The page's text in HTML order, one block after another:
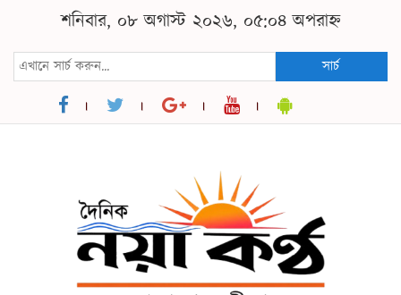
শনিবার, ০৮ অগাস্ট ২০২৬, ০৫:০৪ অপরাহ্ন
সার্চ